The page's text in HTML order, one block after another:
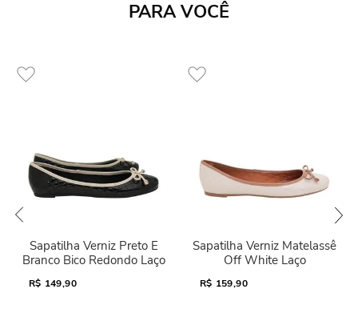
PARA VOCÊ
Sapatilha Verniz Preto E
Branco Bico Redondo Laço
R$ 149,90
Sapatilha Verniz Matelassê
Off White Laço
R$ 159,90